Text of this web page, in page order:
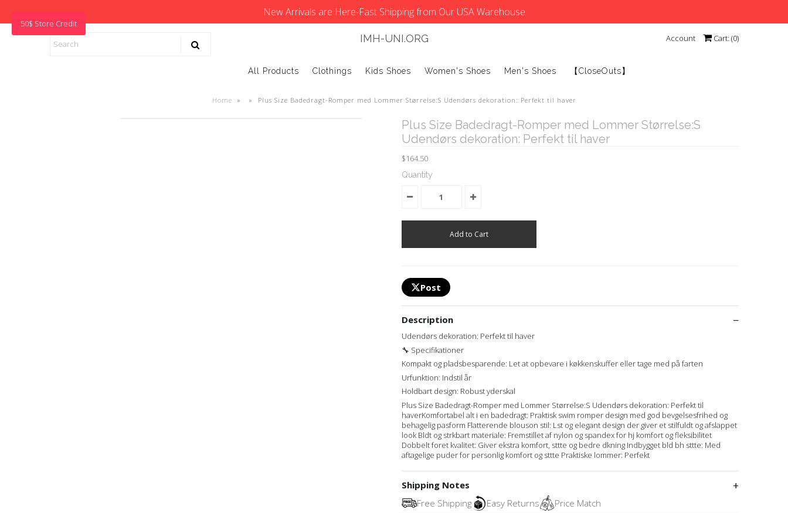
New Arrivals are Here-Fast Shipping from Our USA Warehouse
IMH-UNI.ORG Account Cart: (0)
All Products Clothings Kids Shoes Women's Shoes Men's Shoes 【CloseOuts】
Home » » Plus Size Badedragt-Romper med Lommer Størrelse:S Udendørs dekoration: Perfekt til haver
Plus Size Badedragt-Romper med Lommer Størrelse:S
Udendørs dekoration: Perfekt til haver
$164.50
Quantity
Post
Description
Udendørs dekoration: Perfekt til haver
🔧 Specifikationer
Kompakt og pladsbesparende: Let at opbevare i køkkenskuffer eller tage med på farten
Urfunktion: Indstil år
Holdbart design: Robust yderskal
Plus Size Badedragt-Romper med Lommer Størrelse:S Udendørs dekoration: Perfekt til
haverKomfortabel alt i en badedragt: Praktisk swim romper design med god bevgelsesfrihed og
behagelig pasform Flatterende blouson stil: Lst og elegant design der giver et stilfuldt og afslappet
look Bldt og strkbart materiale: Fremstillet af nylon og spandex for hj komfort og fleksibilitet
Dobbelt foret kvalitet: Giver ekstra komfort, sttte og bedre dkning Indbygget bld bh sttte: Med
aftagelige puder for personlig komfort og sttte Praktiske lommer: Perfekt
Shipping Notes
Free Shipping
Easy Returns Price Match
50$ Store Credit